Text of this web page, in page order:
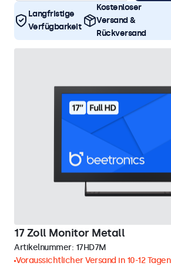
Langfristige
Verfügbarkeit
Kostenloser
Versand &
Rückversand
17 Zoll Monitor Metall
Artikelnummer: 17HD7M
Voraussichtlicher Versand in 10-12 Tagen